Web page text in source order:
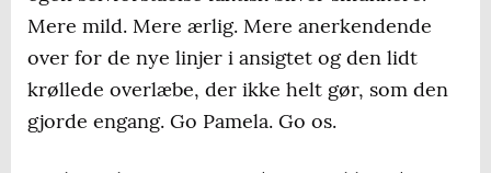
Mere mild. Mere ærlig. Mere anerkendende
over for de nye linjer i ansigtet og den lidt
krøllede overlæbe, der ikke helt gør, som den
gjorde engang. Go Pamela. Go os.